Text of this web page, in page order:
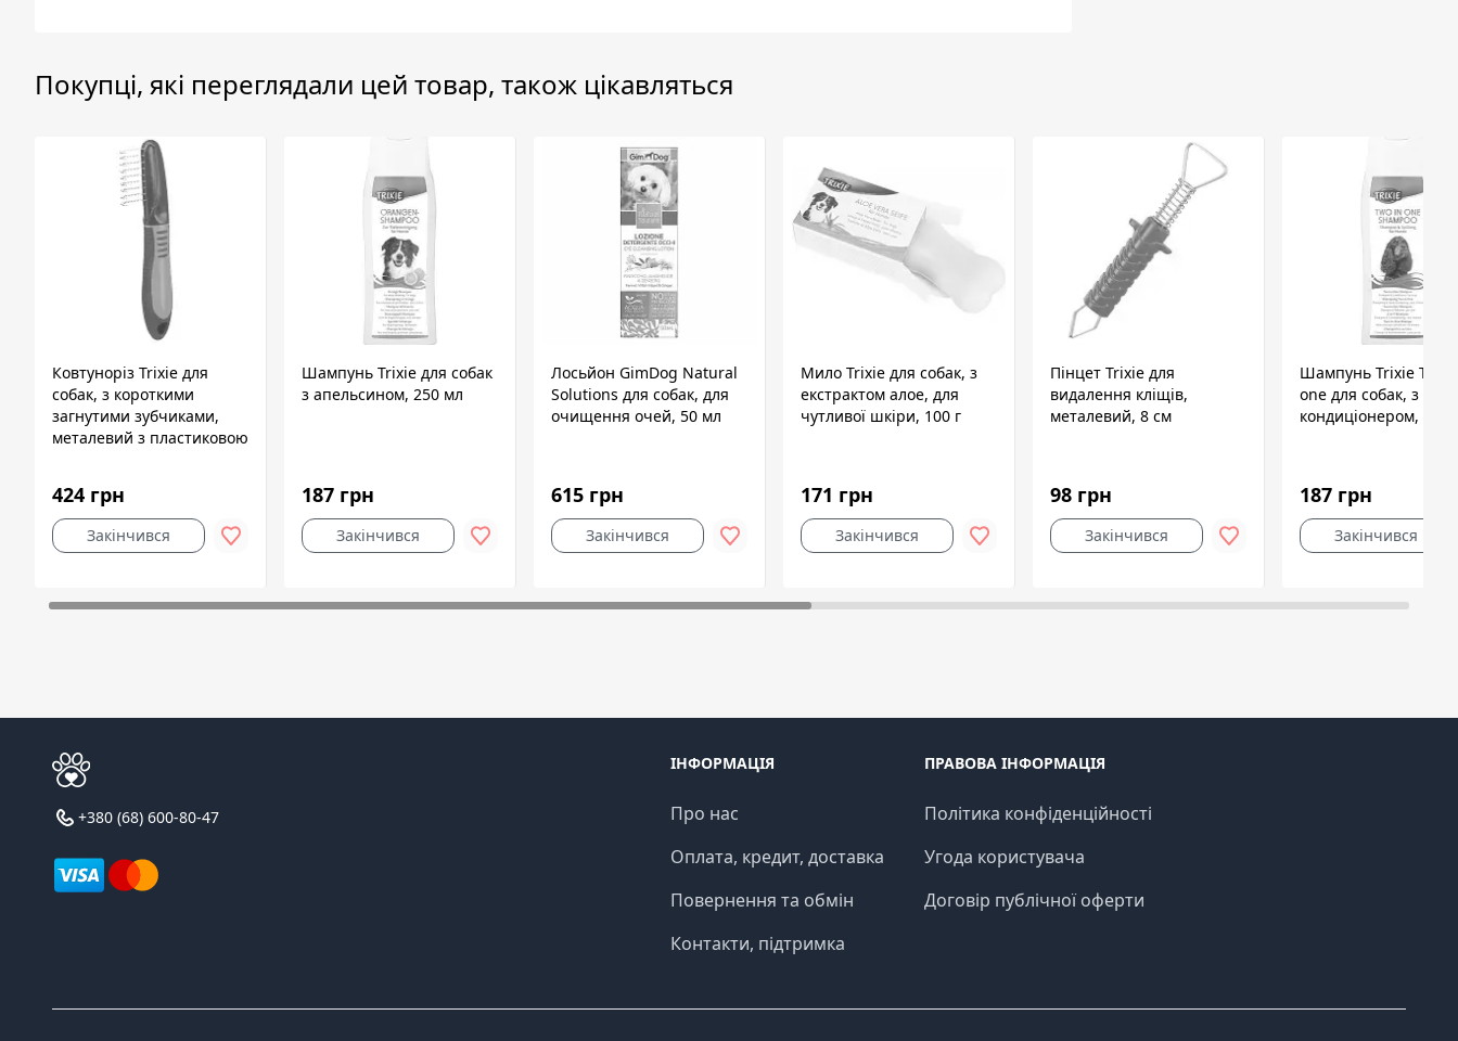
Покупці, які переглядали цей товар, також цікавляться
Ковтуноріз Trixie для
собак, з короткими
загнутими зубчиками,
металевий з пластиковою
424 грн
Закінчився
Шампунь Trixie для собак
з апельсином, 250 мл
187 грн
Закінчився
Лосьйон GimDog Natural
Solutions для собак, для
очищення очей, 50 мл
615 грн
Закінчився
Мило Trixie для собак, з
екстрактом алое, для
чутливої шкіри, 100 г
171 грн
Закінчився
Пінцет Trixie для
видалення кліщів,
металевий, 8 см
98 грн
Закінчився
Шампунь Trixie Two
one для собак, з
кондиціонером, 250
187 грн
Закінчився
+380 (68) 600-80-47
ІНФОРМАЦІЯ
Про нас
Оплата, кредит, доставка
Повернення та обмін
Контакти, підтримка
ПРАВОВА ІНФОРМАЦІЯ
Політика конфіденційності
Угода користувача
Договір публічної оферти